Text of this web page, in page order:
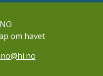
om havet